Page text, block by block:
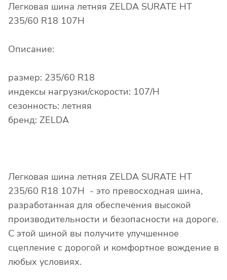
Легковая шина летняя ZELDA SURATE HT
235/60 R18 107H
Описание:
размер: 235/60 R18
индексы нагрузки/скорости: 107/H
сезонность: летняя
бренд: ZELDA
Легковая шина летняя ZELDA SURATE HT
235/60 R18 107H - это превосходная шина,
разработанная для обеспечения высокой
производительности и безопасности на дороге.
С этой шиной вы получите улучшенное
сцепление с дорогой и комфортное вождение в
любых условиях.